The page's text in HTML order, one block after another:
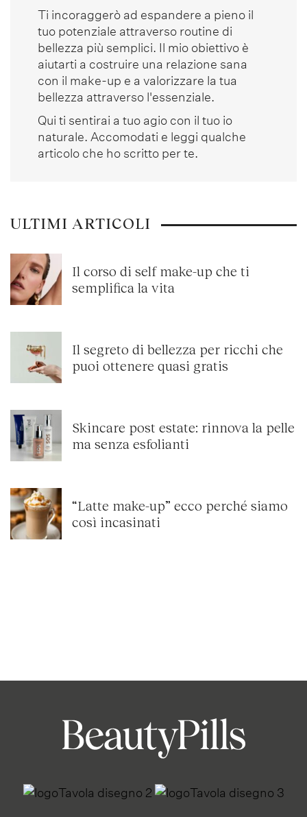
Ti incoraggerò ad espandere a pieno il
tuo potenziale attraverso routine di
bellezza più semplici. Il mio obiettivo è
aiutarti a costruire una relazione sana
con il make-up e a valorizzare la tua
bellezza attraverso l'essenziale.
Qui ti sentirai a tuo agio con il tuo io
naturale. Accomodati e leggi qualche
articolo che ho scritto per te.
ULTIMI ARTICOLI
Il corso di self make-up che ti
semplifica la vita
Il segreto di bellezza per ricchi che
puoi ottenere quasi gratis
Skincare post estate: rinnova la pelle
ma senza esfolianti
“Latte make-up” ecco perché siamo
così incasinati